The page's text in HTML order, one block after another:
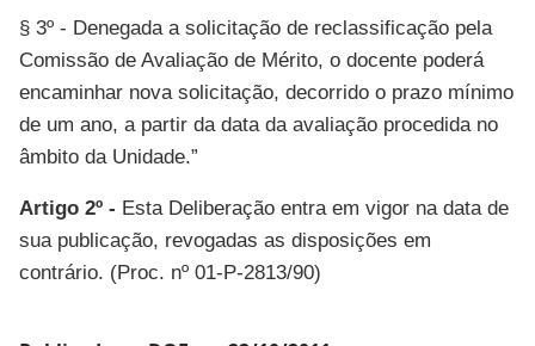
§ 3º - Denegada a solicitação de reclassificação pela
Comissão de Avaliação de Mérito, o docente poderá
encaminhar nova solicitação, decorrido o prazo mínimo
de um ano, a partir da data da avaliação procedida no
âmbito da Unidade.”
Artigo 2º - Esta Deliberação entra em vigor na data de
sua publicação, revogadas as disposições em
contrário. (Proc. nº 01-P-2813/90)